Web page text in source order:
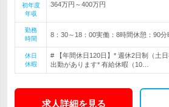
初年度
年収
364万円～400万円
勤務
時間
8：30～18：00実働：8時間休憩：90
休日
休暇
# 【年間休日120日】* 週休2日制（
出勤があります* 有給休暇（10…
求人詳細を見る